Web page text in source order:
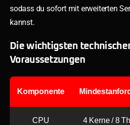
sodass du sofort mit erweiterten
kannst.
Die wichtigsten
Voraussetzungen
Komponente
CPU 4 Kerne / 8